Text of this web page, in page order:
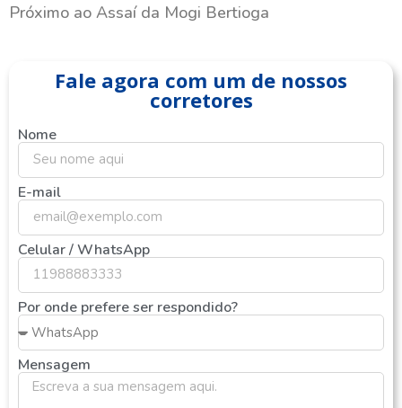
Próximo ao Assaí da Mogi Bertioga
Fale agora com um de nossos
corretores
Nome
E-mail
Celular / WhatsApp
Por onde prefere ser respondido?
Mensagem